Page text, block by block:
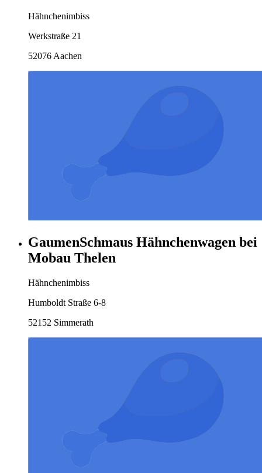
Hähnchenimbiss
Werkstraße 21
52076 Aachen
GaumenSchmaus Hähnchenwagen bei
Mobau Thelen
Hähnchenimbiss
Humboldt Straße 6-8
52152 Simmerath